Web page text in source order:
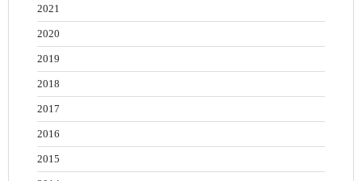
2021
2020
2019
2018
2017
2016
2015